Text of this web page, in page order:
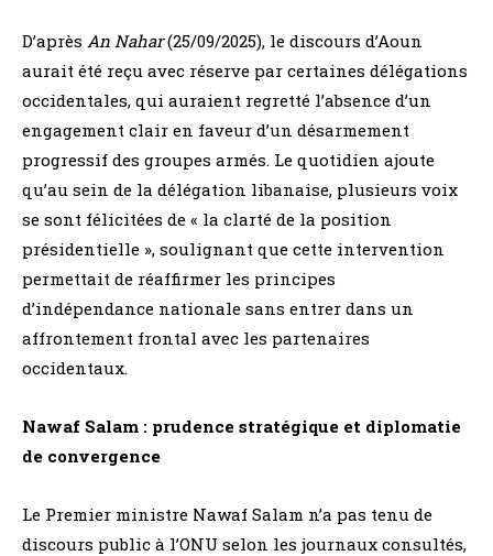
D’après An Nahar(25/09/2025), le discours d’Aoun
aurait été reçu avec réserve par certaines délégations
occidentales, qui auraient regretté l’absence d’un
engagement clair en faveur d’un désarmement
progressif des groupes armés. Le quotidien ajoute
qu’au sein de la délégation libanaise, plusieurs voix
se sont félicitées de « la clarté de la position
présidentielle », soulignant que cette intervention
permettait de réaffirmer les principes
d’indépendance nationale sans entrer dans un
affrontement frontal avec les partenaires
occidentaux.
Nawaf Salam : prudence stratégique et diplomatie
de convergence
Le Premier ministre Nawaf Salam n’a pas tenu de
discours public à l’ONU selon les journaux consultés,